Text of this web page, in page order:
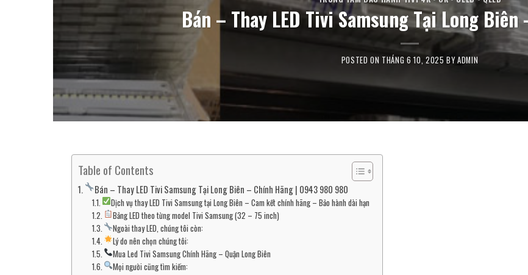
Bán – Thay LED Tivi Samsung Tại Long
POSTED ON THÁNG 6 10, 2025 BYADMIN
Table of Contents
Bán – Thay LED Tivi Samsung Tại Long Biên – Chính Hãng | 0943 980 980
Dịch vụ thay LED Tivi Samsung tại Long Biên – Cam kết chính hãng – Bảo hành dài hạn
Bảng LED theo từng model Tivi Samsung (32 – 75 inch)
Ngoài thay LED, chúng tôi còn:
Lý do nên chọn chúng tôi:
Mua Led Tivi Samsung Chính Hãng – Quận Long Biên
Mọi người cũng tìm kiếm: